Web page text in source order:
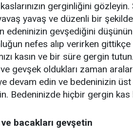
gerginliğini
yavaş ve düzenli bir
edeninizin gevşediğini
nefes alıp verirken
kasın ve bir süre gergin
gevşek oldukları zaman
devam edin ve bedeninizin
Bedeninizde hiçbir gergin
bacakları gevşetin